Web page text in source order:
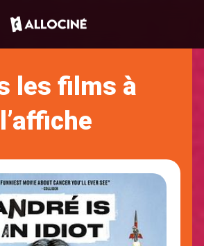
les films à
l’affiche